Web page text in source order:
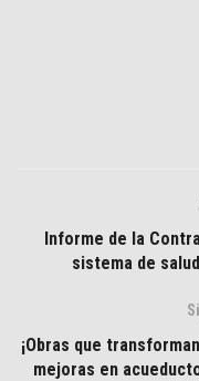
Informe de la
sistema de
¡Obras que
mejoras en